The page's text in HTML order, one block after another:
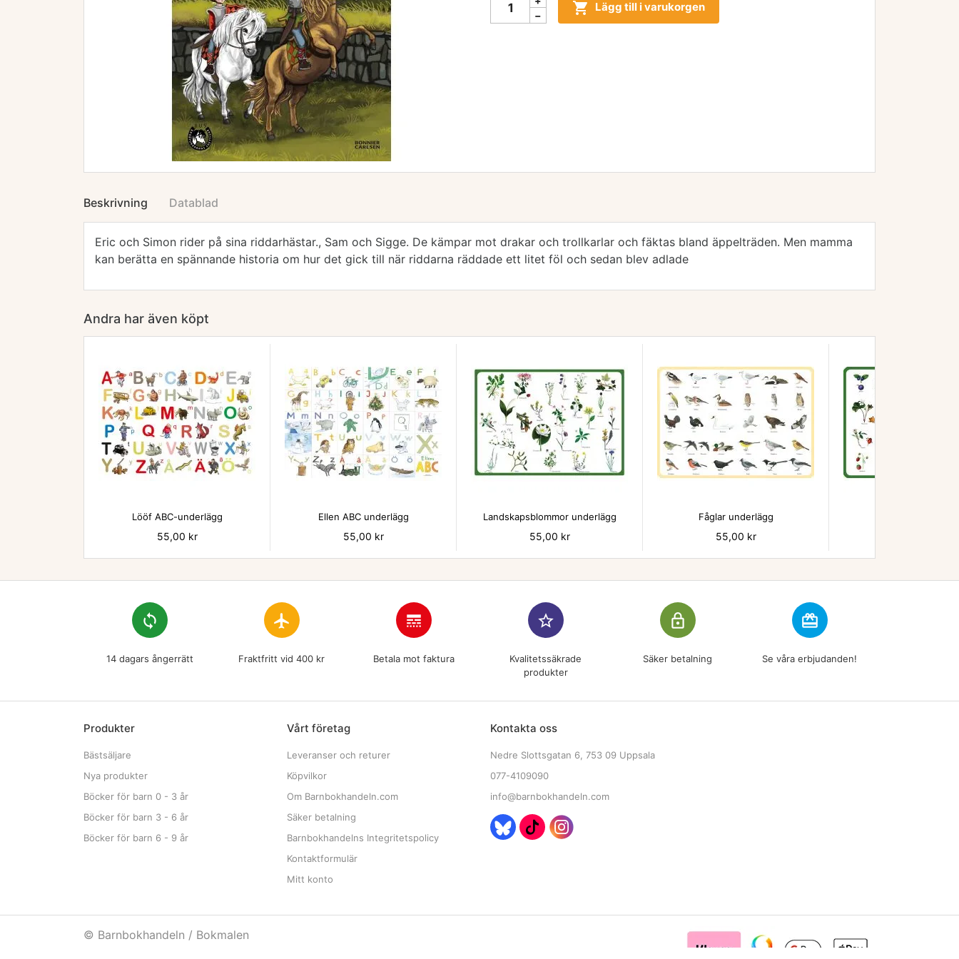
 Lägg till i varukorgen
Beskrivning Datablad
Eric och Simon rider på sina riddarhästar., Sam och Sigge. De kämpar mot drakar och trollkarlar och fäktas bland äppelträden. Men mamma
kan berätta en spännande historia om hur det gick till när riddarna räddade ett litet föl och sedan blev adlade
Andra har även köpt

Lööf ABC-underlägg
Pris
55,00 kr

Ellen ABC underlägg
Pris
55,00 kr
Landskapsblommor underlägg
Pris
55,00 kr

Fåglar underlägg
Pris
55,00 kr
loop
14 dagars ångerrätt
flight
Fraktfritt vid 400 kr
line_style
Betala mot faktura
star_border
Kvalitetssäkrade
produkter
lock_outline
Säker betalning
redeem
Se våra erbjudanden!
Produkter
Bästsäljare
Nya produkter
Böcker för barn 0 - 3 år
Böcker för barn 3 - 6 år
Böcker för barn 6 - 9 år
Vårt företag
Leveranser och returer
Köpvilkor
Om Barnbokhandeln.com
Säker betalning
Barnbokhandelns Integritetspolicy
Kontaktformulär
Mitt konto
Kontakta oss
Nedre Slottsgatan 6, 753 09 Uppsala
077-4109090
info@barnbokhandeln.com
© Barnbokhandeln / Bokmalen